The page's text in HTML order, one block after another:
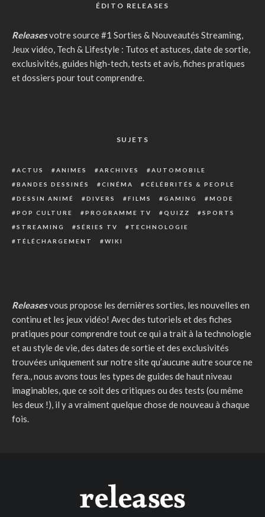
ÉDITO RELEASES
Releasesvotre source #1 Sorties & Nouveautés Streaming,
Jeux vidéo, Tech & Lifestyle : Tutos et astuces, date de sortie,
exclusivités, guides high-tech, tests et avis, fiches pratiques
et dossiers pour tout comprendre.
SUJETS
ACTUS ANIMES ARCHIVES
AUTOMOBILE
BANDES DESSINÉS
CINÉMA
CÉLÉBRITÉS & PEOPLE
DESSIN ANIMÉ
DIVERS FILMS GAMING
MODE
POP CULTURE
PROGRAMME TV QUIZZ
SPORTS
STREAMING
SÉRIES TV
TECHNOLOGIE
TÉLÉCHARGEMENT
WIKI
Releasesvous propose les dernières sorties, les nouvelles en
continu et les jeux vidéo! Avec des tutoriels et des fiches
pratiques pour comprendre tout ce qui a trait à la technologie
et au style de vie, des dates de sortie et des exclusivités
trouvées uniquement sur notre site qu’aucune autre source ne
fera., nous avons tous les types de guides de haut niveau
imaginables, que ce soit des critiques ou des tests (ou même
les deux !), il y a vraiment quelque chose de nouveau à chaque
fois.